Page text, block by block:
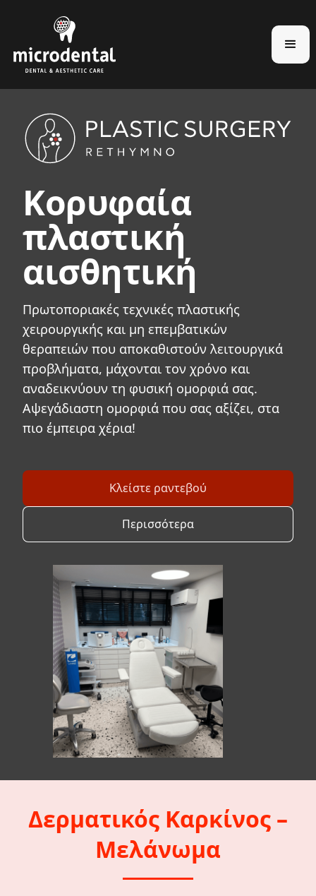
Κορυφαία
πλαστική
αισθητική
Πρωτοποριακές τεχνικές πλαστικής
χειρουργικής και μη επεμβατικών
θεραπειών που αποκαθιστούν λειτουργικά
προβλήματα, μάχονται τον χρόνο και
αναδεικνύουν τη φυσική ομορφιά σας.
Αψεγάδιαστη ομορφιά που σας αξίζει, στα
πιο έμπειρα χέρια!
Κλείστε ραντεβού
Περισσότερα
Δερματικός Καρκίνος –
Μελάνωμα